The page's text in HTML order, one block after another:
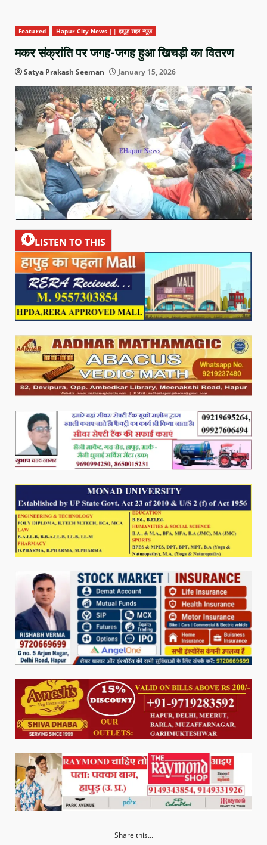
Featured Hapur City News || हापुड़ शहर न्यूज़
मकर संक्रांति पर जगह-जगह हुआ खिचड़ी का वितरण
Satya Prakash Seeman January 15, 2026
LISTEN TO THIS
Share this...